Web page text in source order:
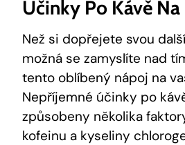
Účinky Po Kávě Na
Než si dopřejete svou
možná se zamyslíte nad
tento oblíbený nápoj na
Nepříjemné účinky po
způsobeny několika
kofeinu a kyseliny